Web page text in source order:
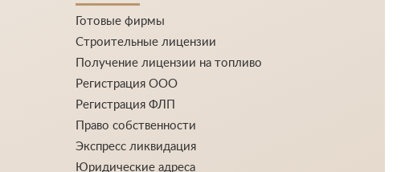
Готовые фирмы
Строительные лицензии
Получение лицензии на топливо
Регистрация ООО
Регистрация ФЛП
Право собственности
Экспресс ликвидация
Юридические адреса